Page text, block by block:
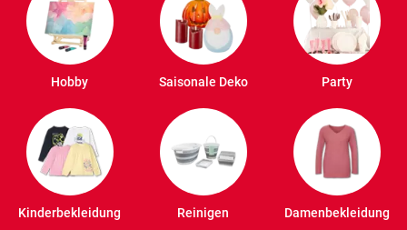
Hobby Saisonale Deko Party
Kinderbekleidung Reinigen Damenbekleidung